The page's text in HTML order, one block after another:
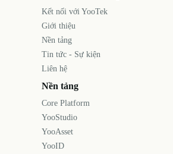
Kết nối với YooTek
Giới thiệu
Nền tảng
Tin tức - Sự kiện
Liên hệ
Nền tảng
Core Platform
YooStudio
YooAsset
YooID